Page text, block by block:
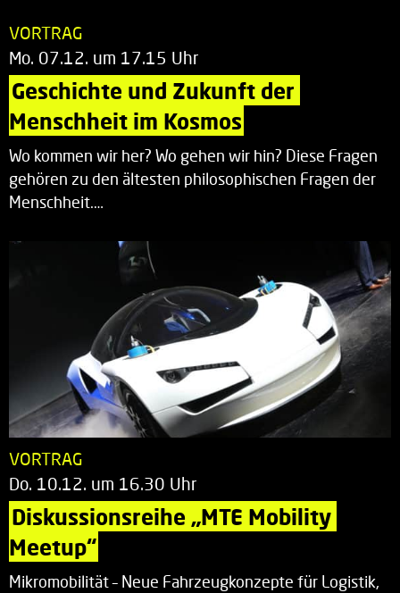
VORTRAG
Mo. 07.12. um 17.15 Uhr
Geschichte und Zukunft der
Menschheit im Kosmos
Wo kommen wir her? Wo gehen wir hin? Diese Fragen
gehören zu den ältesten philosophischen Fragen der
Menschheit.…
VORTRAG
Do. 10.12. um 16.30 Uhr
Diskussionsreihe „MTE Mobility
Meetup“
Mikromobilität – Neue Fahrzeugkonzepte für Logistik,